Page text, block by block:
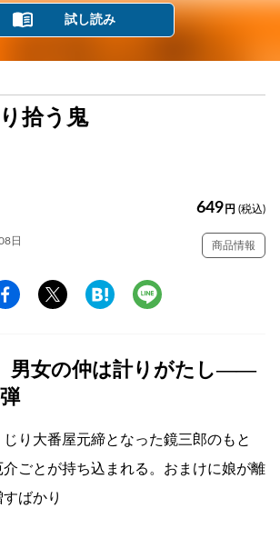
試し読み
拾う鬼
649 円 (税込)
日 商品情報
男女の仲は計りがたし——
り大番屋元締となった鏡三郎のもと
ごとが持ち込まれる。おまけに娘が離
ばかり